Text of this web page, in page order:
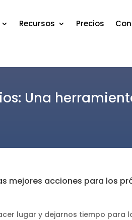
Recursos Precios
Una
mejores acciones para los
lugar y dejarnos tiempo para